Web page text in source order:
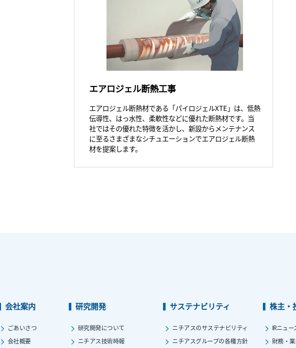
エアロジェル断熱工事
エアロジェル断熱材である「パイロジェルXTE」は、低熱
伝導性、はっ水性、柔軟性などに優れた断熱材です。当
社ではその優れた特徴を活かし、新設からメンテナンス
に至るさまざまなシチュエーションでエアロジェル断熱
材を提案します。
会社案内
ごあいさつ
会社概要
研究開発
研究開発について
ニチアス技術時報
サステナビリティ
ニチアスのサステナビリティ
ニチアスグループの各種方針
株主・
IRニュー
財務・